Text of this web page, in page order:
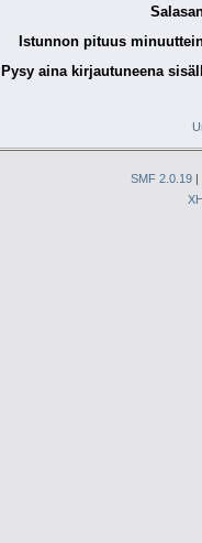
Istunnon pituus
Pysy aina kirjautuneena
SMF 2.0.19